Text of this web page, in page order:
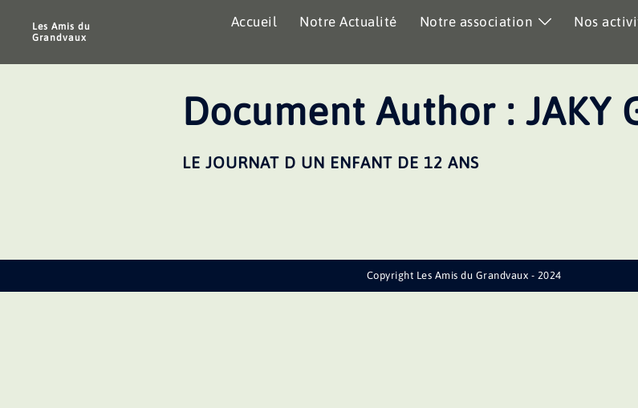
Les Amis du
Grandvaux
Accueil Notre Actualité Notre association Nos
Document Author : JAKY
LE JOURNAT D UN ENFANT DE 12 ANS
Copyright Les Amis du Grandvaux - 2024